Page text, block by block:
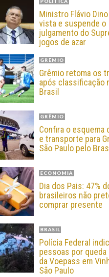
Ministro Flávio
vista e suspende o
julgamento do
jogos de azar
GRÊMIO
Grêmio retoma os
após classificação
Brasil
GRÊMIO
Confira o esquema
e transporte para
São Paulo pelo
ECONOMIA
Dia dos Pais: 47%
brasileiros não
comprar presente
BRASIL
Polícia Federal
pessoas por queda
da Voepass em
São Paulo